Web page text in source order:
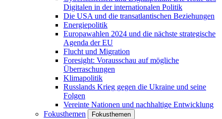
Digitalen in der internationalen Politik
Die USA und die transatlantischen Beziehungen
Energiepolitik
Europawahlen 2024 und die nächste strategische
Agenda der EU
Flucht und Migration
Foresight: Vorausschau auf mögliche
Überraschungen
Klimapolitik
Russlands Krieg gegen die Ukraine und seine
Folgen
Vereinte Nationen und nachhaltige Entwicklung
Fokusthemen
Fokusthemen